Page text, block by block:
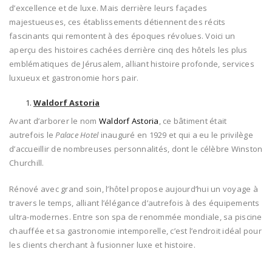
d’excellence et de luxe. Mais derrière leurs façades
majestueuses, ces établissements détiennent des récits
fascinants qui remontent à des époques révolues. Voici un
aperçu des histoires cachées derrière cinq des hôtels les plus
emblématiques de Jérusalem, alliant histoire profonde, services
luxueux et gastronomie hors pair.
Waldorf Astoria
Avant d’arborer le nom Waldorf Astoria, ce bâtiment était
autrefois lePalace Hotelinauguré en 1929 et qui a eu le privilège
d’accueillir de nombreuses personnalités, dont le célèbre Winston
Churchill.
Rénové avec grand soin, l’hôtel propose aujourd’hui un voyage à
travers le temps, alliant l’élégance d’autrefois à des équipements
ultra-modernes. Entre son spa de renommée mondiale, sa piscine
chauffée et sa gastronomie intemporelle, c’est l’endroit idéal pour
les clients cherchant à fusionner luxe et histoire.